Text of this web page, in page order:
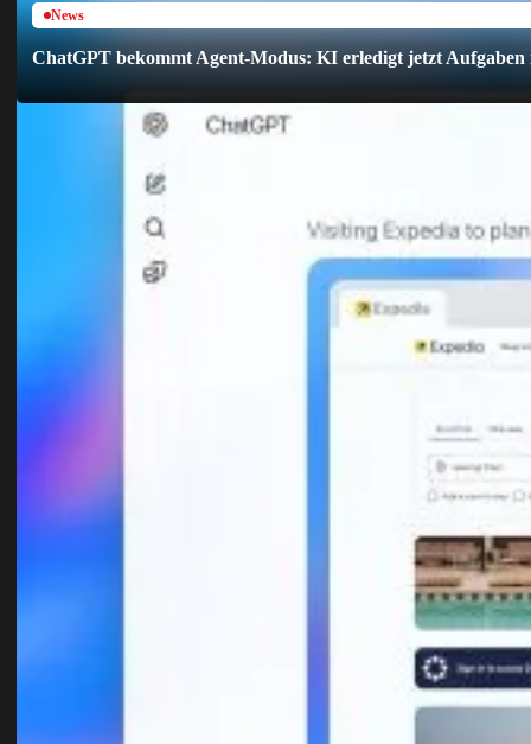
News
ChatGPT bekommt Agent-Modus: KI erledigt jetzt Aufgaben